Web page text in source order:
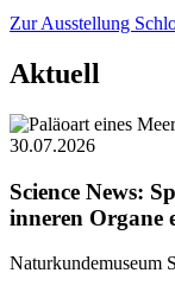
Zur Ausstellung
Aktuell
30.07.2026
Science News:
inneren Organe
Naturkundemuseum